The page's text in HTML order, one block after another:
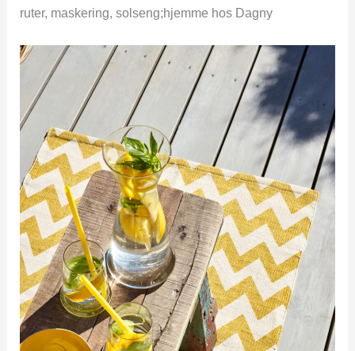
ruter, maskering, solseng;hjemme hos Dagny